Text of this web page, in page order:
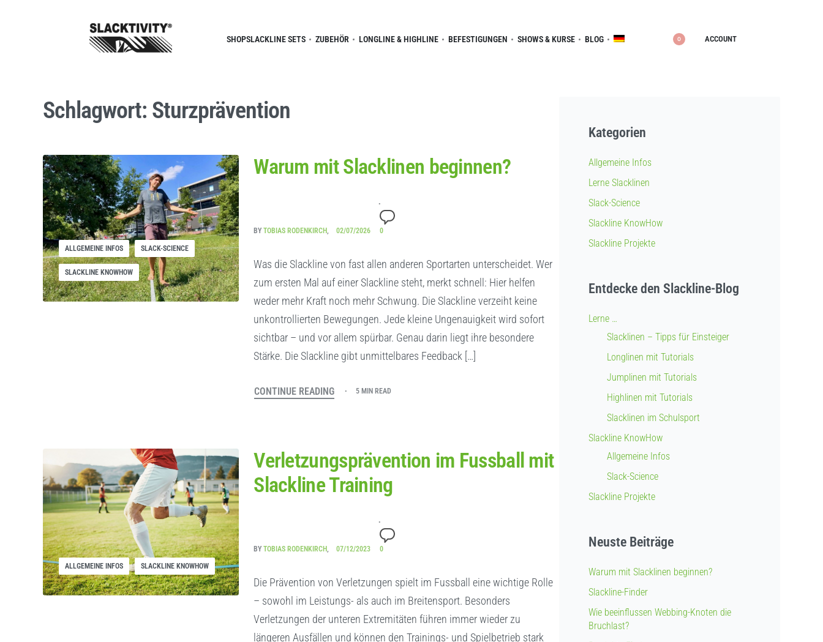
SHOPSLACKLINE SETS ZUBEHÖR LONGLINE & HIGHLINE BEFESTIGUNGEN SHOWS & KURSE BLOG 0 ACCOUNT
Schlagwort: Sturzprävention
ALLGEMEINE INFOS SLACK-SCIENCE
SLACKLINE KNOWHOW
Warum mit Slacklinen beginnen?
BYTOBIAS RODENKIRCH 02/07/2026 0
Was die Slackline von fast allen anderen Sportarten unterscheidet. Wer
zum ersten Mal auf einer Slackline steht, merkt schnell: Hier helfen
weder mehr Kraft noch mehr Schwung. Die Slackline verzeiht keine
unkontrollierten Bewegungen. Jede kleine Ungenauigkeit wird sofort
sichtbar – und vor allem spürbar. Genau darin liegt ihre besondere
Stärke. Die Slackline gibt unmittelbares Feedback […]
CONTINUE READING 5 MIN READ
ALLGEMEINE INFOS SLACKLINE KNOWHOW
Verletzungsprävention im Fussball mit
Slackline Training
BYTOBIAS RODENKIRCH 07/12/2023 0
Die Prävention von Verletzungen spielt im Fussball eine wichtige Rolle
– sowohl im Leistungs- als auch im Breitensport. Besonders
Verletzungen der unteren Extremitäten führen immer wieder zu
längeren Ausfällen und können den Trainings- und Spielbetrieb stark
Kategorien
Allgemeine Infos
Lerne Slacklinen
Slack-Science
Slackline KnowHow
Slackline Projekte
Entdecke den Slackline-Blog
Lerne …
Slacklinen – Tipps für Einsteiger
Longlinen mit Tutorials
Jumplinen mit Tutorials
Highlinen mit Tutorials
Slacklinen im Schulsport
Slackline KnowHow
Allgemeine Infos
Slack-Science
Slackline Projekte
Neuste Beiträge
Warum mit Slacklinen beginnen?
Slackline-Finder
Wie beeinflussen Webbing-Knoten die
Bruchlast?